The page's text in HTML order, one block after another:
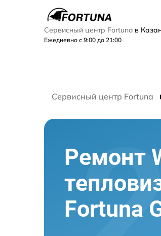
Сервисный центр Fortuna в
Ежедневно с 9:00 до 21:00
Сервисный центр Fortuna
Ремонт
Fortuna